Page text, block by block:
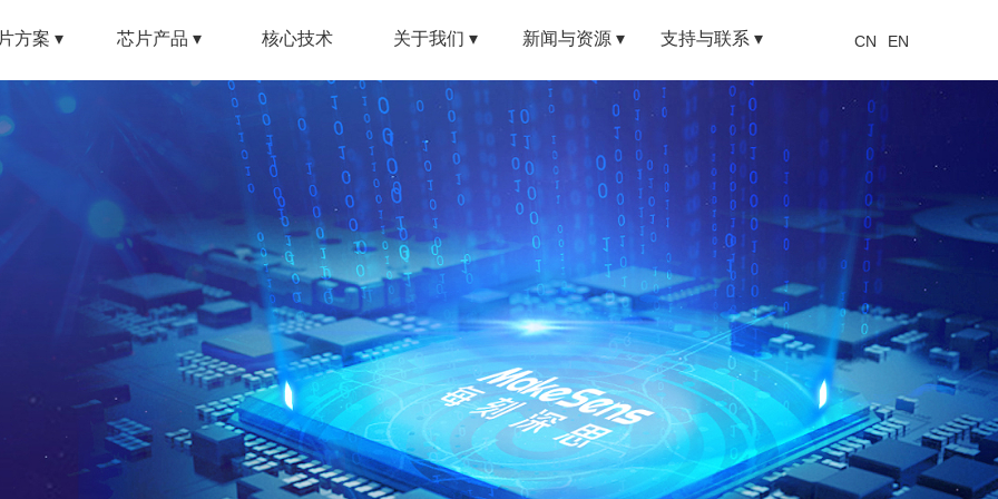
CN EN
方案 ▾ 芯片产品 ▾ 核心技术 关于我们 ▾ 新闻与资源 ▾ 支持与联系 ▾